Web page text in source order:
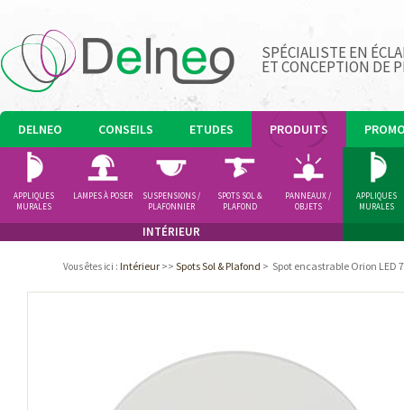
SPÉCIALISTE EN
ET CONCEPTION DE
DELNEO CONSEILS ETUDES PRODUITS
INTÉRIEUR
APPLIQUES
MURALES
LAMPES À POSER
SUSPENSIONS /
PLAFONNIER
SPOTS SOL &
PLAFOND
PANNEAUX /
OBJETS
APPLIQUES
MURALES
Vous êtes ici : Intérieur >> Spots Sol & Plafond > Spot encastrable Orion LED